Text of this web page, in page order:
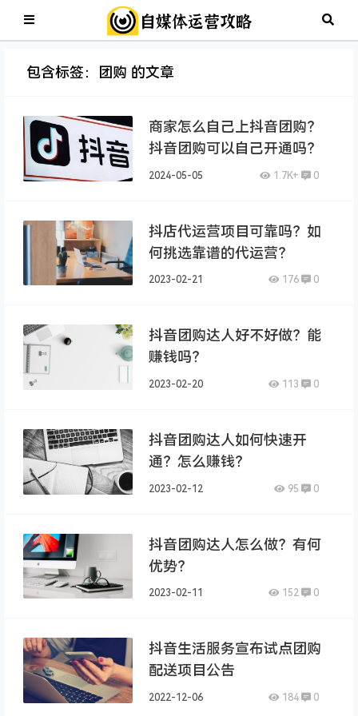
包含标签：团购 的文章
商家怎么自己上抖音团购？
抖音团购可以自己开通吗？
2024-05-05 1.7K+ 0
抖店代运营项目可靠吗？如
何挑选靠谱的代运营？
2023-02-21 176 0
抖音团购达人好不好做？能
赚钱吗？
2023-02-20 113 0
抖音团购达人如何快速开
通？怎么赚钱？
2023-02-12 95 0
抖音团购达人怎么做？有何
优势？
2023-02-11 152 0
抖音生活服务宣布试点团购
配送项目公告
2022-12-06 184 0